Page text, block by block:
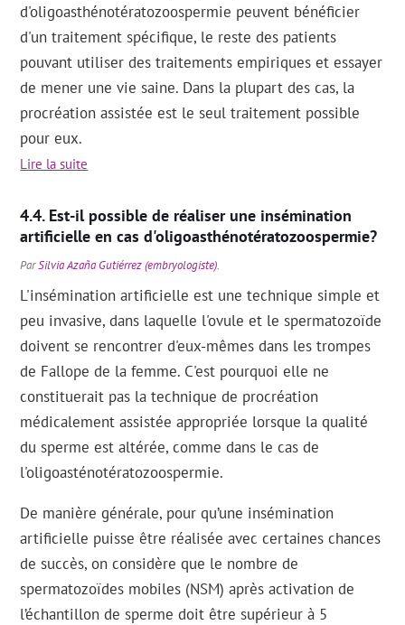
d'oligoasthénotératozoospermie peuvent bénéficier
d'un traitement spécifique, le reste des patients
pouvant utiliser des traitements empiriques et essayer
de mener une vie saine. Dans la plupart des cas, la
procréation assistée est le seul traitement possible
pour eux.
Lire la suite
Est-il possible de réaliser une insémination
artificielle en cas d'oligoasthénotératozoospermie?
ParSilvia Azaña Gutiérrez (embryologiste).
L'insémination artificielle est une technique simple et
peu invasive, dans laquelle l'ovule et le spermatozoïde
doivent se rencontrer d'eux-mêmes dans les trompes
de Fallope de la femme. C'est pourquoi elle ne
constituerait pas la technique de procréation
médicalement assistée appropriée lorsque la qualité
du sperme est altérée, comme dans le cas de
l'oligoasténotératozoospermie.
De manière générale, pour qu’une insémination
artificielle puisse être réalisée avec certaines chances
de succès, on considère que le nombre de
spermatozoïdes mobiles (NSM) après activation de
l’échantillon de sperme doit être supérieur à 5